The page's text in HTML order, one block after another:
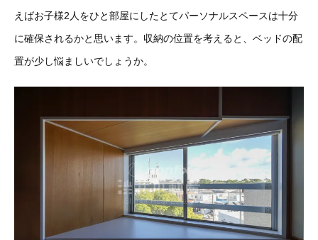
えばお子様2人をひと部屋にしたとてパーソナルスペースは十分
に確保されるかと思います。収納の位置を考えると、ベッドの配
置が少し悩ましいでしょうか。